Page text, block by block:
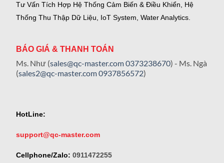
Tư Vấn Tích Hợp Hệ Thống Cảm Biến & Điều Khiển, Hệ
Thống Thu Thập Dữ Liệu, IoT System, Water Analytics.
BÁO GIÁ & THANH TOÁN
Ms. Như (sales@qc-master.com0373238670) - Ms. Ngà
(sales2@qc-master.com0937856572)
HotLine:
support@qc-master.com
Cellphone/Zalo: 0911472255